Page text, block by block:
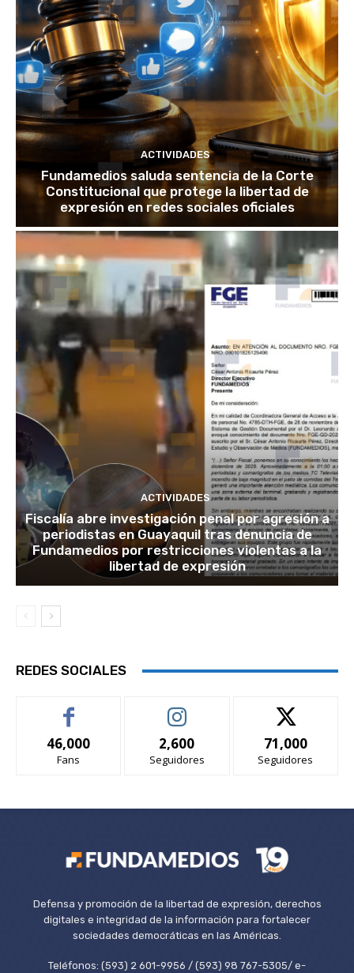
ACTIVIDADES
Fundamedios saluda sentencia de la Corte
Constitucional que protege la libertad de
expresión en redes sociales oficiales
ACTIVIDADES
Fiscalía abre investigación penal por agresión a
periodistas en Guayaquil tras denuncia de
Fundamedios por restricciones violentas a la
libertad de expresión
REDES SOCIALES
46,000
Fans
2,600
Seguidores
71,000
Seguidores
Defensa y promoción de la libertad de expresión, derechos
digitales e integridad de la información para fortalecer
sociedades democráticas en las Américas.
Teléfonos: (593) 2 601-9956 / (593) 98 767-5305/ e-